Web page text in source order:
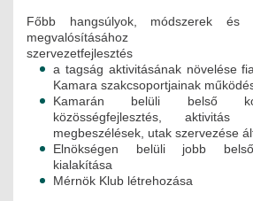
Főbb hangsúlyok, módszerek
megvalósításához
szervezetfejlesztés
a tagság aktivitásának növelése
Kamara szakcsoportjainak
Kamarán belüli belső
közösségfejlesztés, aktivitás
megbeszélések, utak szervezése
Elnökségen belüli jobb belső
kialakítása
Mérnök Klub létrehozása